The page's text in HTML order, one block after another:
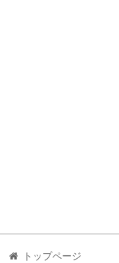
トップページ